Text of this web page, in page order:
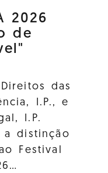
2026
de
das
I.P., e
I.P.
a distinção
Festival